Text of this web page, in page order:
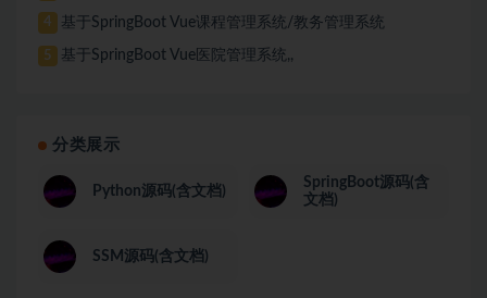
4 基于SpringBoot Vue课程管理系统/教务管理系统
5 基于SpringBoot Vue医院管理系统,,
分类展示
Python源码(含文档)
SpringBoot源码(含
文档)
SSM源码(含文档)